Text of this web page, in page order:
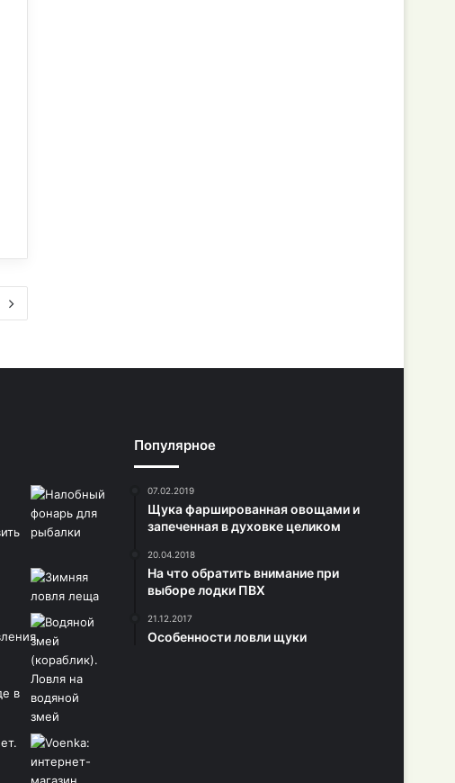
Популярное
07.02.2019
Щука фаршированная овощами и
запеченная в духовке целиком
20.04.2018
На что обратить внимание при
выборе лодки ПВХ
21.12.2017
Особенности ловли щуки